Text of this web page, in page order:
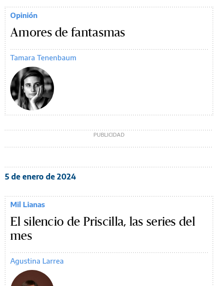
Opinión
Amores de fantasmas
Tamara Tenenbaum
5 de enero de 2024
Mil Lianas
El silencio de Priscilla, las series del
mes
Agustina Larrea